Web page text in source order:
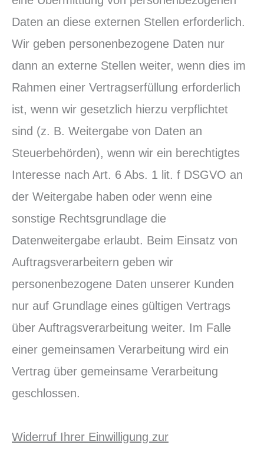
Daten an diese externen Stellen erforderlich.
Wir geben personenbezogene Daten nur
dann an externe Stellen weiter, wenn dies im
Rahmen einer Vertragserfüllung erforderlich
ist, wenn wir gesetzlich hierzu verpflichtet
sind (z. B. Weitergabe von Daten an
Steuerbehörden), wenn wir ein berechtigtes
Interesse nach Art. 6 Abs. 1 lit. f DSGVO an
der Weitergabe haben oder wenn eine
sonstige Rechtsgrundlage die
Datenweitergabe erlaubt. Beim Einsatz von
Auftragsverarbeitern geben wir
personenbezogene Daten unserer Kunden
nur auf Grundlage eines gültigen Vertrags
über Auftragsverarbeitung weiter. Im Falle
einer gemeinsamen Verarbeitung wird ein
Vertrag über gemeinsame Verarbeitung
geschlossen.
Widerruf Ihrer Einwilligung zur